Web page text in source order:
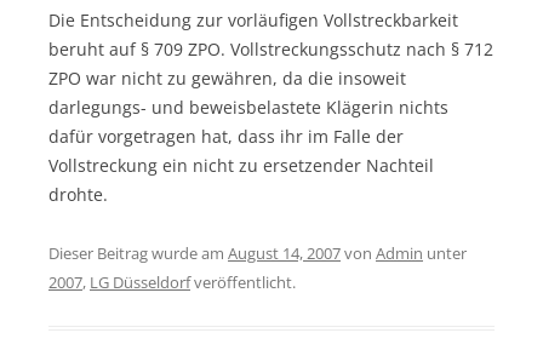
Die Entscheidung zur vorläufigen Vollstreckbarkeit
beruht auf § 709 ZPO. Vollstreckungsschutz nach § 712
ZPO war nicht zu gewähren, da die insoweit
darlegungs- und beweisbelastete Klägerin nichts
dafür vorgetragen hat, dass ihr im Falle der
Vollstreckung ein nicht zu ersetzender Nachteil
drohte.
Dieser Beitrag wurde am August 14, 2007von Admin unter
2007, LG Düsseldorfveröffentlicht.